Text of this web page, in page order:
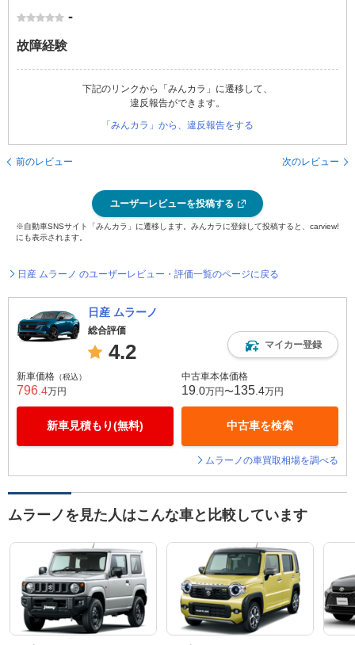
-
故障経験
下記のリンクから「みんカラ」に遷移して、
違反報告ができます。
「みんカラ」から、違反報告をする
前のレビュー 次のレビュー
ユーザーレビューを投稿する
※自動車SNSサイト「みんカラ」に遷移します。みんカラに登録して投稿すると、carview!
にも表示されます。
日産 ムラーノ のユーザーレビュー・評価一覧のページに戻る
日産 ムラーノ
総合評価
4.2 マイカー登録
新車価格 （税込）
796 .4万円
新車見積もり(無料)
中古車本体価格
19 .0万円〜135 .4万円
中古車を検索
ムラーノの車買取相場を調べる
ムラーノを見た人はこんな車と比較しています